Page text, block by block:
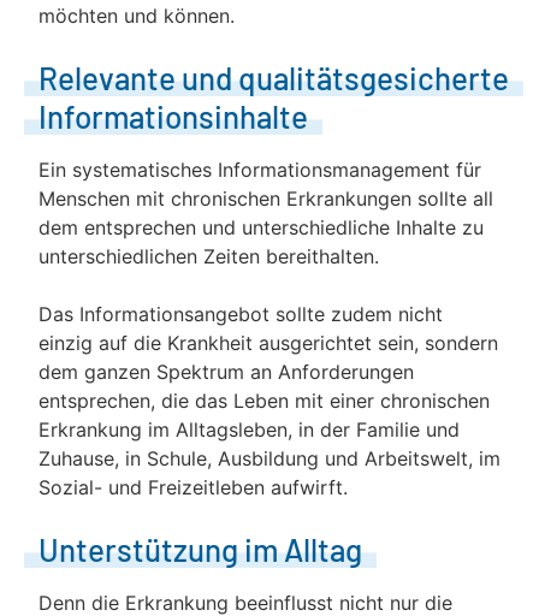
möchten und können.
Relevante und qualitätsgesicherte
Informationsinhalte
Ein systematisches Informationsmanagement für
Menschen mit chronischen Erkrankungen sollte all
dem entsprechen und unterschiedliche Inhalte zu
unterschiedlichen Zeiten bereithalten.
Das Informationsangebot sollte zudem nicht
einzig auf die Krankheit ausgerichtet sein, sondern
dem ganzen Spektrum an Anforderungen
entsprechen, die das Leben mit einer chronischen
Erkrankung im Alltagsleben, in der Familie und
Zuhause, in Schule, Ausbildung und Arbeitswelt, im
Sozial- und Freizeitleben aufwirft.
Unterstützung im Alltag
Denn die Erkrankung beeinflusst nicht nur die